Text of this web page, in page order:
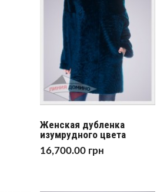
Женская дубленка
изумрудного цвета
16,700.00 грн